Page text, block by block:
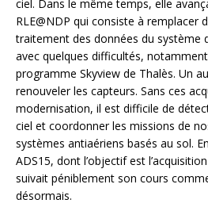
ciel. Dans le même temps, elle
RLE@NDP qui consiste à remplacer
traitement des données du système
avec quelques difficultés,
programme Skyview de Thalès. Un
renouveler les capteurs. Sans ces
modernisation, il est difficile de
ciel et coordonner les missions de
systèmes antiaériens basés au sol.
ADS15, dont l’objectif est
suivait péniblement son cours
désormais.